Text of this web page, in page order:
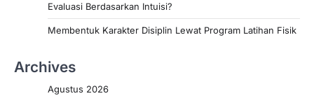
Evaluasi Berdasarkan Intuisi?
Membentuk Karakter Disiplin Lewat Program Latihan Fisik
Archives
Agustus 2026